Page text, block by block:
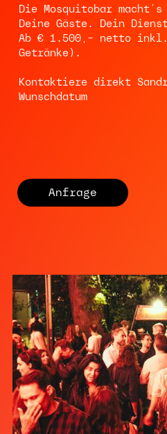
Die Mosquitobar
Deine Gäste. Dein
Ab € 1.500,– netto
Getränke).
Kontaktiere direkt
Wunschdatum
Anfrage